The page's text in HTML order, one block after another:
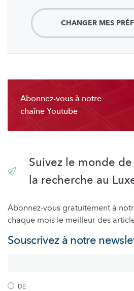
CHANGER MES
Abonnez-vous à notre
chaîne Youtube
Suivez le monde
la recherche au
Abonnez-vous gratuitement à
chaque mois le meilleur des
Souscrivez à notre
DE